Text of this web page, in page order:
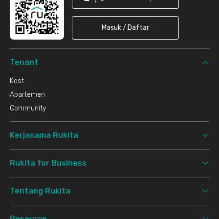
Masuk / Daftar
Tenant
Kost
Apartemen
Community
Kerjasama Rukita
Rukita for Business
Tentang Rukita